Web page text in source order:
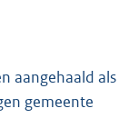
aangehaald als
gemeente